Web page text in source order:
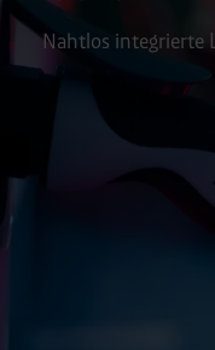
Nahtlos integrierte